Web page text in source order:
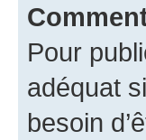
Pour
adéquat
besoin